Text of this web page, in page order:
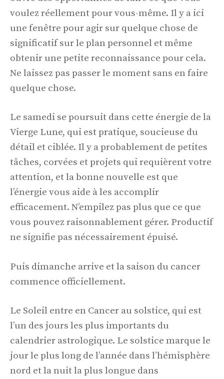
voulez réellement pour vous-même. Il y a ici
une fenêtre pour agir sur quelque chose de
significatif sur le plan personnel et même
obtenir une petite reconnaissance pour cela.
Ne laissez pas passer le moment sans en faire
quelque chose.
Le samedi se poursuit dans cette énergie de la
Vierge Lune, qui est pratique, soucieuse du
détail et ciblée. Il y a probablement de petites
tâches, corvées et projets qui requièrent votre
attention, et la bonne nouvelle est que
l’énergie vous aide à les accomplir
efficacement. N’empilez pas plus que ce que
vous pouvez raisonnablement gérer. Productif
ne signifie pas nécessairement épuisé.
Puis dimanche arrive et la saison du cancer
commence officiellement.
Le Soleil entre en Cancer au solstice, qui est
l’un des jours les plus importants du
calendrier astrologique. Le solstice marque le
jour le plus long de l’année dans l’hémisphère
nord et la nuit la plus longue dans